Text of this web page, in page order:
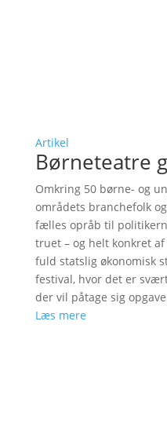
Artikel
Børneteatre
Omkring 50 børne- og
områdets branchefolk
fælles opråb til
truet – og helt konkret
fuld statslig økonomisk
festival, hvor det er
der vil påtage sig
Læs mere